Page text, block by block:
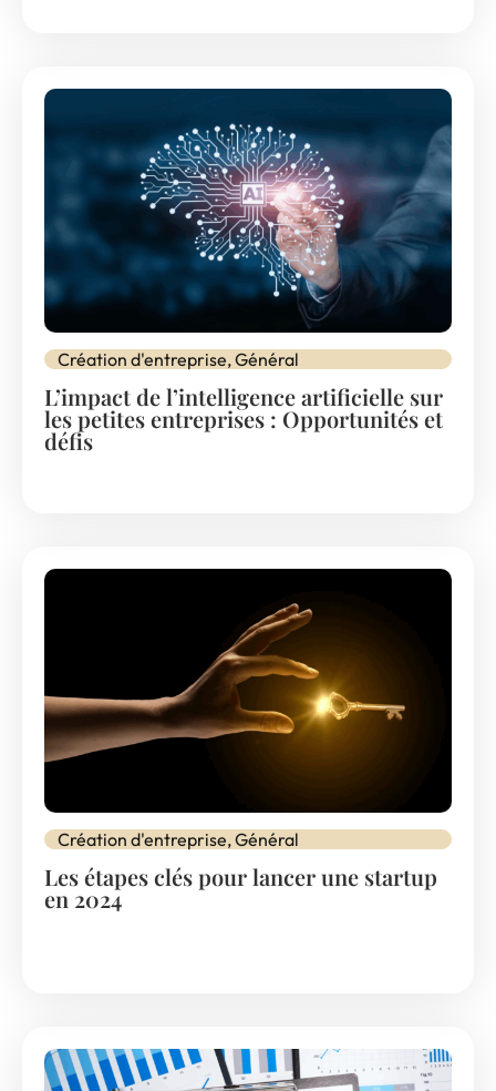
Création d'entreprise,Général
L’impact de l’intelligence artificielle sur
les petites entreprises : Opportunités et
défis
Création d'entreprise,Général
Les étapes clés pour lancer une startup
en 2024